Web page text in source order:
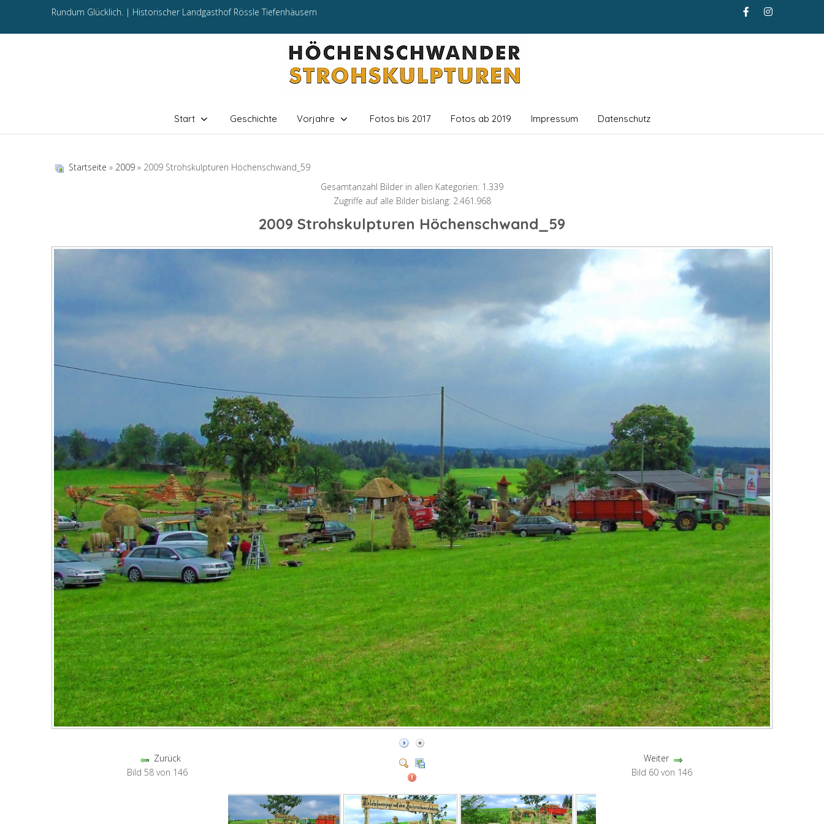
Rundum Glücklich. | Historischer Landgasthof Rössle Tiefenhäusern
Start Geschichte Vorjahre Fotos bis 2017 Fotos ab 2019 Impressum Datenschutz
Startseite » 2009 » 2009 Strohskulpturen Höchenschwand_59
Gesamtanzahl Bilder in allen Kategorien: 1.339
Zugriffe auf alle Bilder bislang: 2.461.968
2009 Strohskulpturen Höchenschwand_59
Zurück
Bild 58 von 146
Weiter
Bild 60 von 146